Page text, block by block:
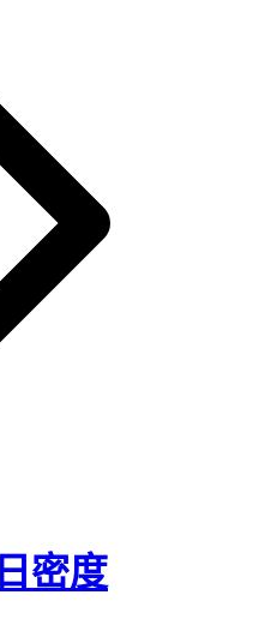
密度